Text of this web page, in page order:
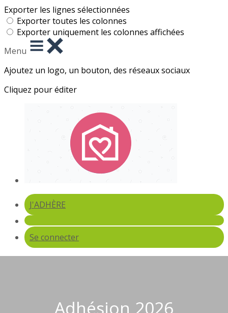
Exporter les lignes sélectionnées
Exporter toutes les colonnes
Exporter uniquement les colonnes affichées
Menu
Ajoutez un logo, un bouton, des réseaux sociaux
Cliquez pour éditer
J'ADHÈRE
Se connecter
Adhésion 2026